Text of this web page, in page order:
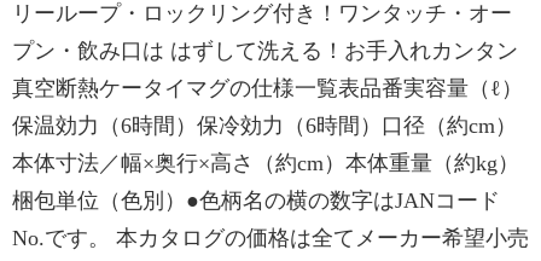
リーループ・ロックリング付き！ワンタッチ・オー
プン・飲み口は はずして洗える！お手入れカンタン
真空断熱ケータイマグの仕様一覧表品番実容量（ℓ）
保温効力（6時間）保冷効力（6時間）口径（約cm）
本体寸法／幅×奥行×高さ（約cm）本体重量（約kg）
梱包単位（色別）●色柄名の横の数字はJANコード
No.です。 本カタログの価格は全てメーカー希望小売